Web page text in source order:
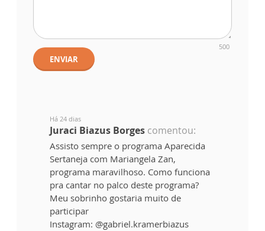
500
ENVIAR
Há 24 dias
Juraci Biazus Borges comentou:
Assisto sempre o programa Aparecida
Sertaneja com Mariangela Zan,
programa maravilhoso. Como funciona
pra cantar no palco deste programa?
Meu sobrinho gostaria muito de
participar
Instagram: @gabriel.kramerbiazus